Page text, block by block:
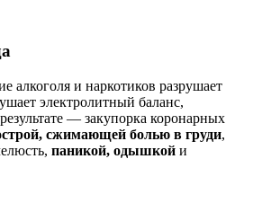
алкоголя и наркотиков разрушает
электролитный баланс,
— закупорка коронарных
сжимающей болью в груди,
паникой, одышкой и